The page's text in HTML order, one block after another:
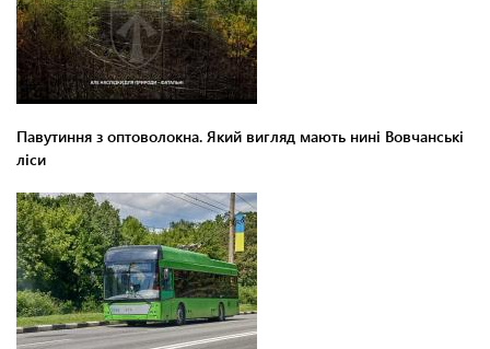
Павутиння з оптоволокна. Який вигляд мають нині Вовчанські
ліси